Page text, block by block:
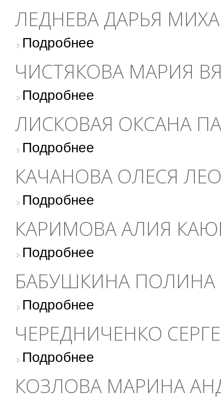
ЛЕДНЕВА ДАРЬЯ
Подробнее
ЧИСТЯКОВА МАРИЯ
Подробнее
ЛИСКОВАЯ ОКСАНА
Подробнее
КАЧАНОВА ОЛЕСЯ
Подробнее
КАРИМОВА АЛИЯ
Подробнее
БАБУШКИНА
Подробнее
ЧЕРЕДНИЧЕНКО
Подробнее
КОЗЛОВА МАРИНА